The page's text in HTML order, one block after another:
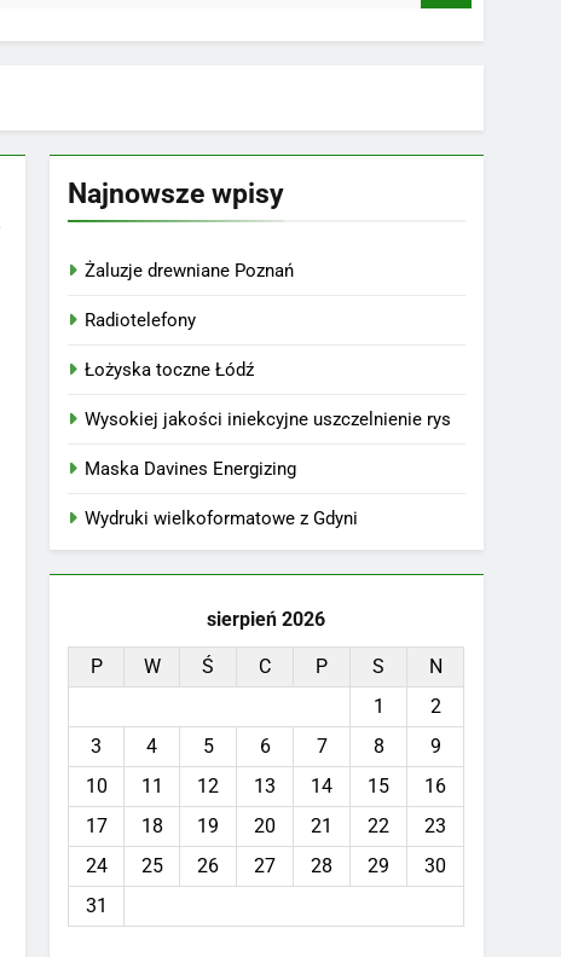
Najnowsze wpisy
Żaluzje drewniane Poznań
Radiotelefony
Łożyska toczne Łódź
Wysokiej jakości iniekcyjne uszczelnienie rys
Maska Davines Energizing
Wydruki wielkoformatowe z Gdyni
sierpień 2026
P W Ś C P S
N
1
2
3
4 5 6 7 8
9
10
11 12 13 14 15
16
17
18 19 20 21 22
23
24
25 26 27 28 29
30
31